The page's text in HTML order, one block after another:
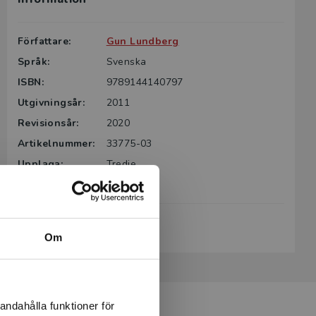
Om
funktioner för
Författare:
Gun Lundberg
Språk:
Svenska
ISBN:
9789144140797
Utgivningsår:
2011
Revisionsår:
2020
Artikelnummer:
33775-03
Upplaga:
Tredje
256
Köp- och leveransvillkor